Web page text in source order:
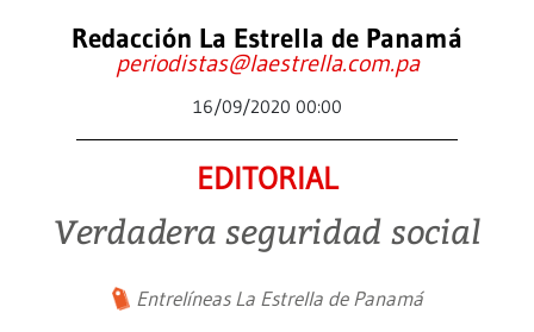
Redacción La Estrella de Panamá
periodistas@laestrella.com.pa
16/09/2020 00:00
EDITORIAL
Verdadera seguridad social
Entrelíneas La Estrella de Panamá